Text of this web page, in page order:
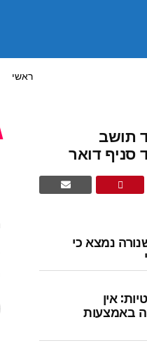
ראשי
תושב
סניף דואר
נמצא כי
אין
באמצעות